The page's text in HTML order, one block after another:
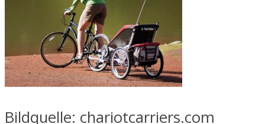
Bildquelle: chariotcarriers.com